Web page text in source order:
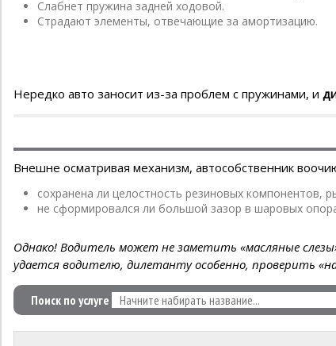
Слабнет пружина задней ходовой.
Страдают элементы, отвечающие за амортизацию.
Нередко авто заносит из-за проблем с пружинами, и
Внешне осматривая механизм, автособственник
сохранена ли целостность резиновых компонентов,
не сформировался ли большой зазор в шаровых
Однако! Водитель может не заметить «масляные
удается водителю, дилетанту особенно, проверить
Поиск по услуге